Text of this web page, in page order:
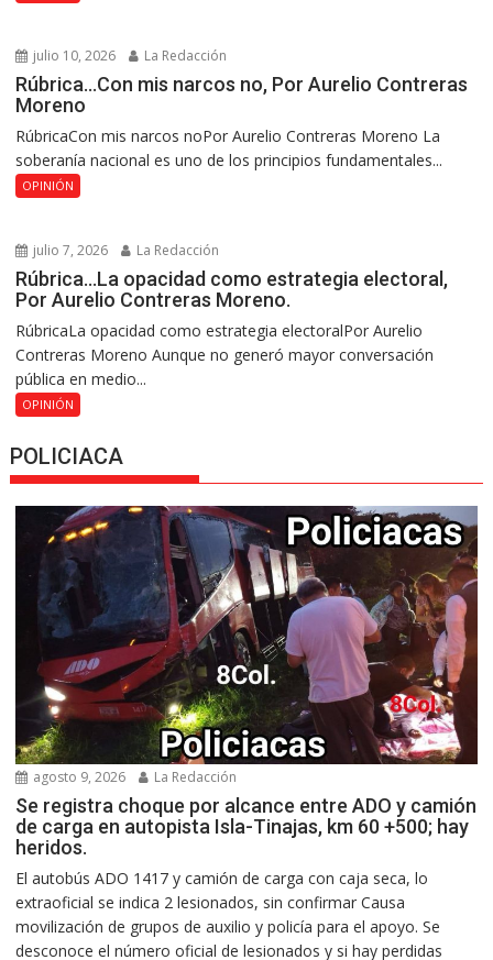
julio 10, 2026 La Redacción
Rúbrica…Con mis narcos no, Por Aurelio Contreras
Moreno
RúbricaCon mis narcos noPor Aurelio Contreras Moreno La
soberanía nacional es uno de los principios fundamentales...
OPINIÓN
julio 7, 2026 La Redacción
Rúbrica…La opacidad como estrategia electoral,
Por Aurelio Contreras Moreno.
RúbricaLa opacidad como estrategia electoralPor Aurelio
Contreras Moreno Aunque no generó mayor conversación
pública en medio...
OPINIÓN
POLICIACA
agosto 9, 2026 La Redacción
Se registra choque por alcance entre ADO y camión
de carga en autopista Isla-Tinajas, km 60 +500; hay
heridos.
El autobús ADO 1417 y camión de carga con caja seca, lo
extraoficial se indica 2 lesionados, sin confirmar Causa
movilización de grupos de auxilio y policía para el apoyo. Se
desconoce el número oficial de lesionados y si hay perdidas